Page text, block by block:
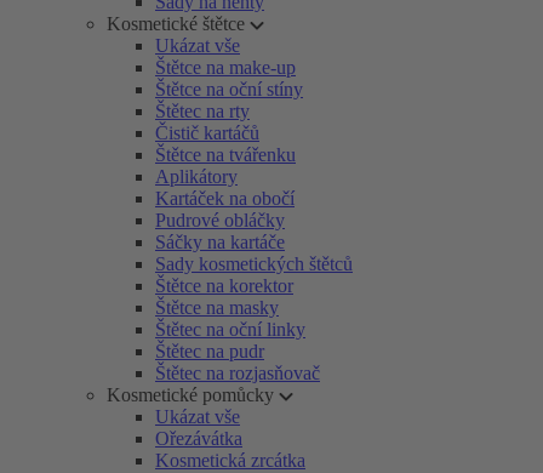
Kosmetické štětce
Ukázat vše
Štětce na make-up
Štětce na oční stíny
Štětec na rty
Čistič kartáčů
Štětce na tvářenku
Aplikátory
Kartáček na obočí
Pudrové obláčky
Sáčky na kartáče
Sady kosmetických štětců
Štětce na korektor
Štětce na masky
Štětec na oční linky
Štětec na pudr
Štětec na rozjasňovač
Kosmetické pomůcky
Ukázat vše
Ořezávátka
Kosmetická zrcátka